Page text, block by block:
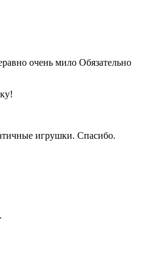
очень мило Обязательно
игрушки. Спасибо.